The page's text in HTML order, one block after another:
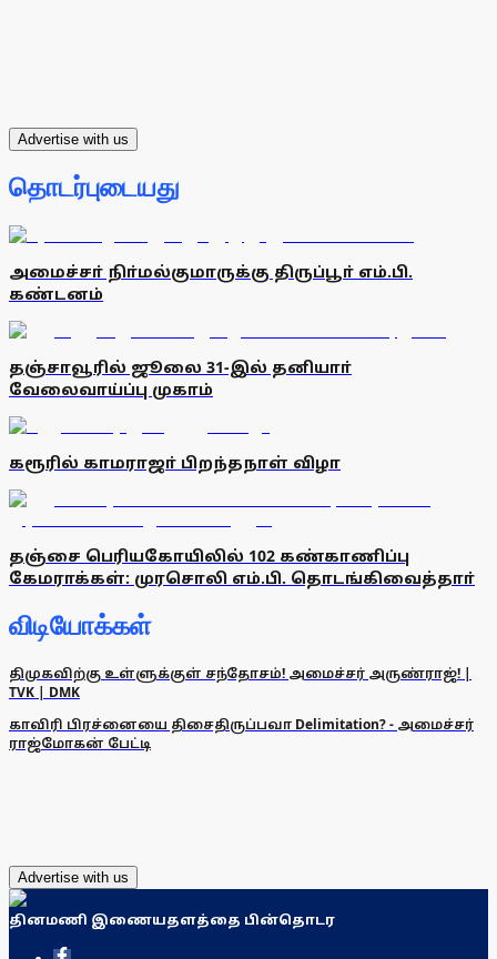
Advertise with us
தொடர்புடையது
அமைச்சா் நிா்மல்குமாருக்கு திருப்பூா் எம்.பி.
கண்டனம்
தஞ்சாவூரில் ஜூலை 31-இல் தனியாா்
வேலைவாய்ப்பு முகாம்
கரூரில் காமராஜா் பிறந்தநாள் விழா
தஞ்சை பெரியகோயிலில் 102 கண்காணிப்பு
கேமராக்கள்: முரசொலி எம்.பி. தொடங்கிவைத்தாா்
விடியோக்கள்
திமுகவிற்கு உள்ளுக்குள் சந்தோசம்! அமைச்சர் அருண்ராஜ்! |
TVK | DMK
காவிரி பிரச்னையை திசைதிருப்பவா Delimitation? - அமைச்சர்
ராஜ்மோகன் பேட்டி
Advertise with us
தினமணி இணையதளத்தை பின்தொடர